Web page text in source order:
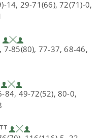
14, 29-71(66), 72(71)-0,
7-85(80), 77-37, 68-46,
84, 49-72(52), 80-0,